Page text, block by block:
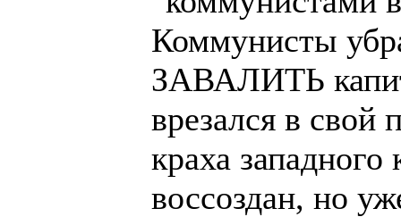
Коммунисты
ЗАВАЛИТЬ
врезался в свой
краха
воссоздан, но